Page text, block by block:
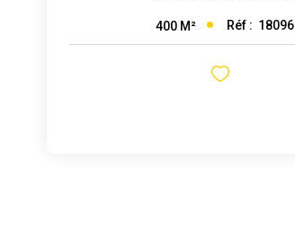
400 M² Réf : 18096